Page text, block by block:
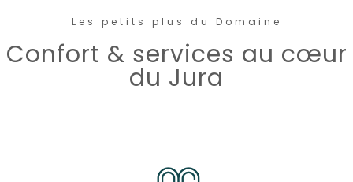
Les petits plus du Domaine
Confort & services au cœur
du Jura